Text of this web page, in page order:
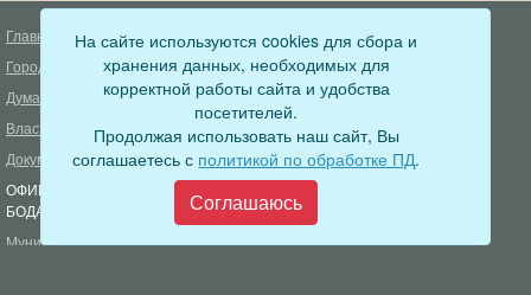
Главная
Город
Дума
Власть
Документы
ОФИЦИАЛЬНЫЙ ВЕСТНИК
БОДАЙБО
Муниципальные услуги
Деятельность прокуратуры
Муниципальный контроль
Меры пожарной безопасности
Муниципальные закупки
Формирование комфортной
городской среды
Фонд капитального ремонта
На сайте используются cookies для сбора и
хранения данных, необходимых для
корректной работы сайта и удобства
посетителей.
Продолжая использовать наш сайт, Вы
соглашаетесь с политикой по обработке ПД.
Соглашаюсь